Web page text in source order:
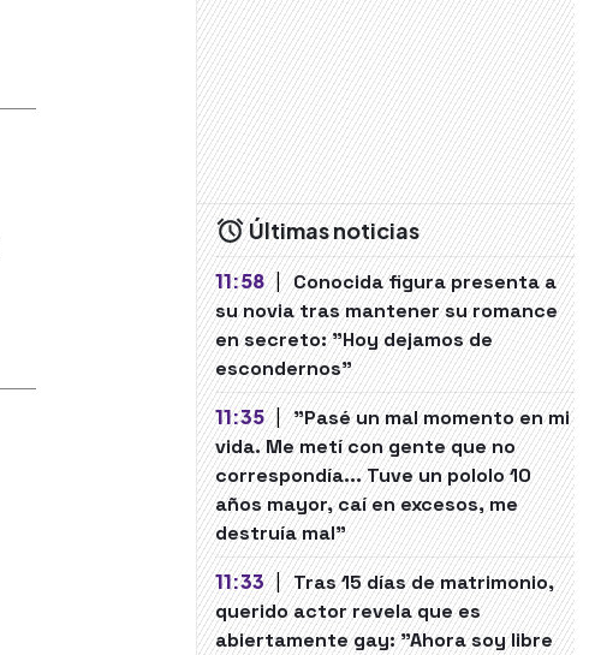
Últimas noticias
11:58 | Conocida figura presenta a
su novia tras mantener su romance
en secreto: "Hoy dejamos de
escondernos"
11:35 | "Pasé un mal momento en mi
vida. Me metí con gente que no
correspondía... Tuve un pololo 10
años mayor, caí en excesos, me
destruía mal"
11:33 | Tras 15 días de matrimonio,
querido actor revela que es
abiertamente gay: "Ahora soy libre